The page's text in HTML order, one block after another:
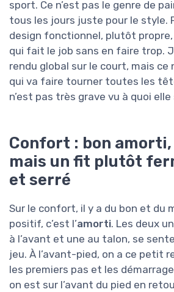
sport. Ce n’est pas le genre de
tous les jours juste pour le style.
design fonctionnel, plutôt
qui fait le job sans en faire trop.
rendu global sur le court, mais ce
qui va faire tourner toutes les
n’est pas très grave vu à quoi
Confort : bon amorti,
mais un fit plutôt
et serré
Sur le confort, il y a du bon et du
positif, c’est l’amorti. Les deux
à l’avant et une au talon, se
jeu. À l’avant-pied, on a ce petit
les premiers pas et les
on est sur l’avant du pied en